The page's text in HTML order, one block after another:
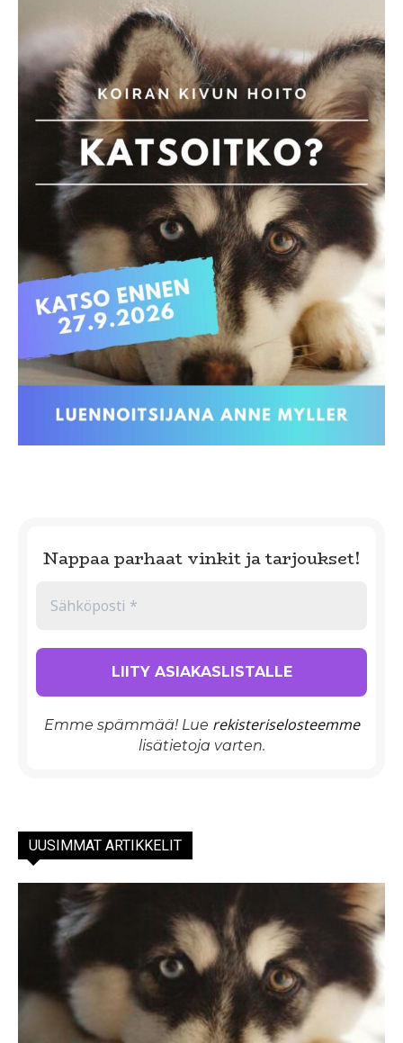
Nappaa parhaat vinkit ja tarjoukset!
Emme spämmää! Lue rekisteriselosteemme
lisätietoja varten.
UUSIMMAT ARTIKKELIT